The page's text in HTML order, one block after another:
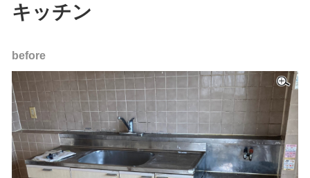
キッチン
before